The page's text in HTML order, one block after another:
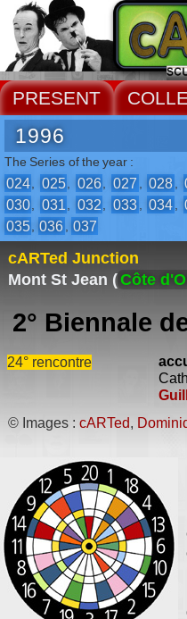
PRESENT
1996
The Series of the year :
024, 025, 026, 027 , 028,
030, 031 , 032, 033, 034,
035, 036, 037
Encounters of the year :
Cherbourg , Orléans,
Dunkerque,
Villefagnan
Le Sentier
Havre
,Marseille ,Hérouville St
The Events :
2° Biennale de Fléchettes
cARTed Junction
Mont St Jean (Côte
2° Biennale
24° rencontre
© Images : cARTed,